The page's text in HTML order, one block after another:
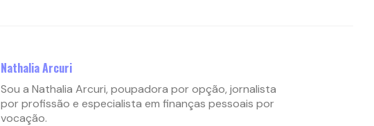
Nathalia Arcuri
Sou a Nathalia Arcuri, poupadora por opção, jornalista
por profissão e especialista em finanças pessoais por
vocação.